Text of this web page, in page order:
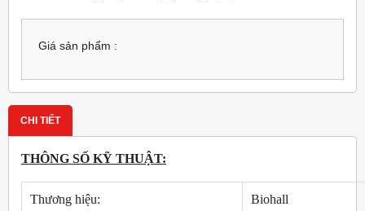
Giá sản phẩm :
CHI TIẾT
THÔNG SỐ KỸ THUẬT:
Thương hiệu: Biohall